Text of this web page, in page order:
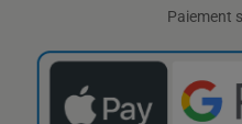
Paiement